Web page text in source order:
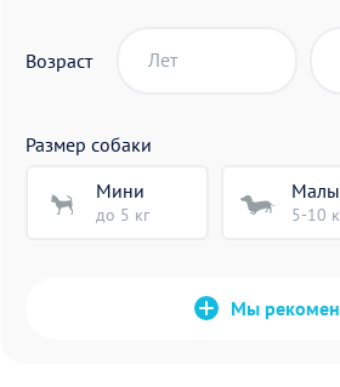
Возраст Лет
Размер собаки
Мини
до 5 кг 5-10
Мы